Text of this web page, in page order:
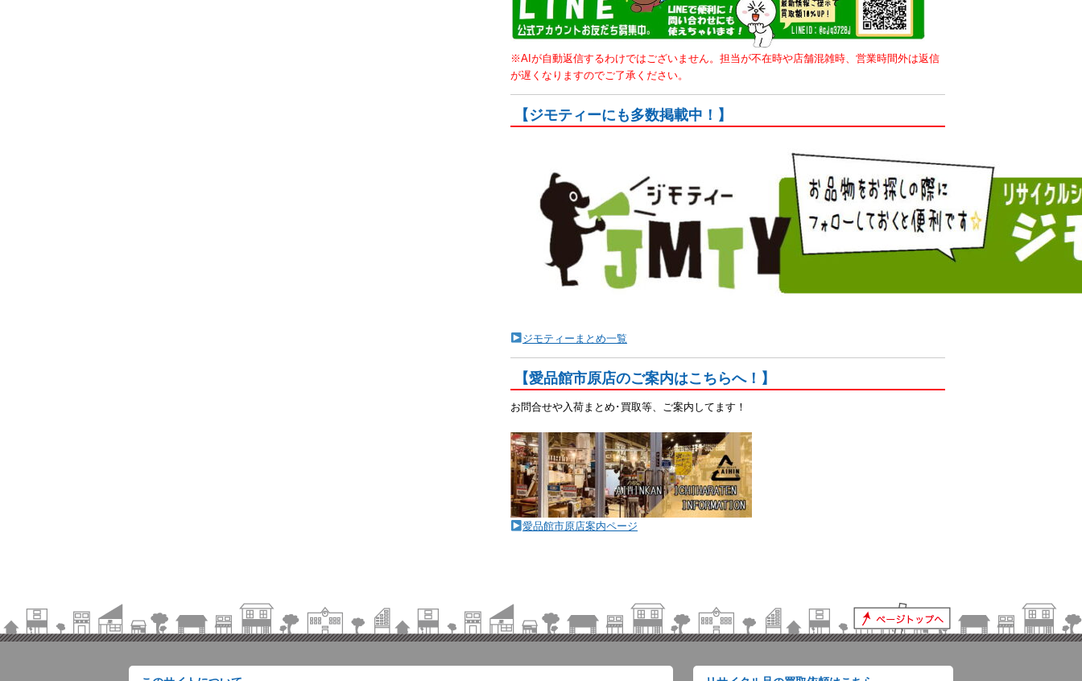
※AIが自動返信するわけではございません。担当が不在時や店舗混雑時、営業時間外は返信
が遅くなりますのでご了承ください。
【ジモティーにも多数掲載中！】
ジモティーまとめ一覧
【愛品館市原店のご案内はこちらへ！】
お問合せや入荷まとめ･買取等、ご案内してます！
愛品館市原店案内ページ